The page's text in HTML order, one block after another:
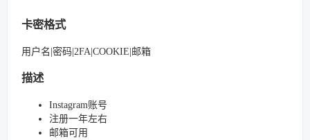
卡密格式
用户名|密码|2FA|COOKIE|邮箱
描述
Instagram账号
注册一年左右
邮箱可用